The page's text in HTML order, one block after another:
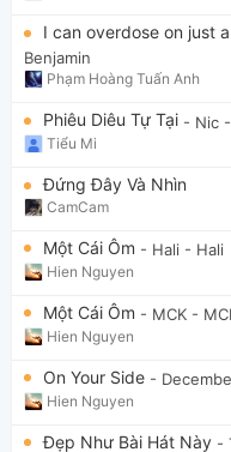
I can overdose on just
Benjamin
Phạm Hoàng Tuấn Anh
Phiêu Diêu Tự Tại - Nic
Tiểu Mi
Đứng Đây Và Nhìn
CamCam
Một Cái Ôm - Hali - Hali
Hien Nguyen
Một Cái Ôm - MCK -
Hien Nguyen
On Your Side -
Hien Nguyen
Đẹp Như Bài Hát Này -